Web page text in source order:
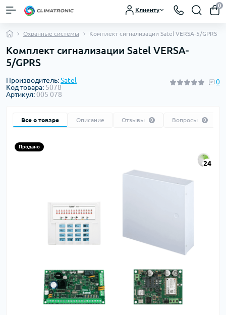
Клиенту
0
Охранные системы Комплект сигнализации Satel VERSA-5/GPRS
Комплект сигнализации Satel VERSA-
5/GPRS
Производитель:Satel
Код товара: 5078
Артикул:005 078
0
Все о товаре Описание Отзывы 0 Вопросы 0
Продано
24